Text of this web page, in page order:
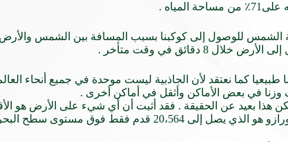
.
الامر يستغرق حوالي 8 دقائق و 20 ثانية لأشعة الشمس للوصول إلى كوكبنا بسبب
في وقت متأخر .
كما نعتقد لأن الجاذبية ليست موحدة في جميع أنحاء
وزنا في بعض الأماكن وأثقل في أماكن أخرى .
بعيد عن الحقيقة . فقد أثبت أن أي شيء على الأرض هو
سطح البحر ، وهو في الواقع أعلى نقطة .